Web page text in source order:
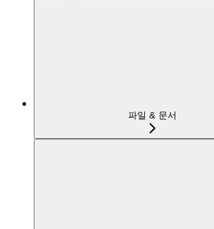
파일 & 문서